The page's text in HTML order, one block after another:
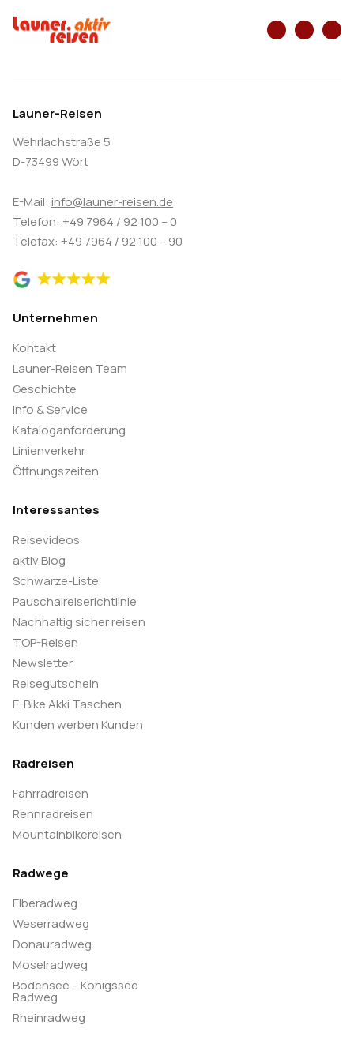
Launer-Reisen
Wehrlachstraße 5
D-73499 Wört
E-Mail: info@launer-reisen.de
Telefon: +49 7964 / 92 100 – 0
Telefax: +49 7964 / 92 100 – 90
Unternehmen
Kontakt
Launer-Reisen Team
Geschichte
Info & Service
Kataloganforderung
Linienverkehr
Öffnungszeiten
Interessantes
Reisevideos
aktiv Blog
Schwarze-Liste
Pauschalreiserichtlinie
Nachhaltig sicher reisen
TOP-Reisen
Newsletter
Reisegutschein
E-Bike Akki Taschen
Kunden werben Kunden
Radreisen
Fahrradreisen
Rennradreisen
Mountainbikereisen
Radwege
Elberadweg
Weserradweg
Donauradweg
Moselradweg
Bodensee – Königssee
Radweg
Rheinradweg